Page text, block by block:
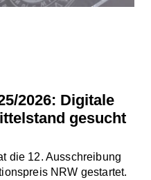
2026: Digitale
gesucht
die 12. Ausschreibung
NRW gestartet.